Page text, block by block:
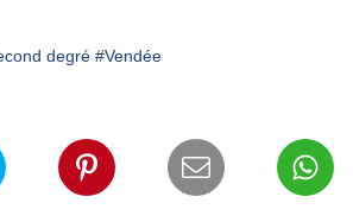
degré #Vendée